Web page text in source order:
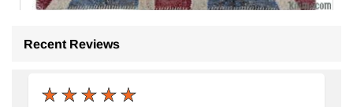
İngiltere Bayraklı Patchwork Halı
Recent Reviews